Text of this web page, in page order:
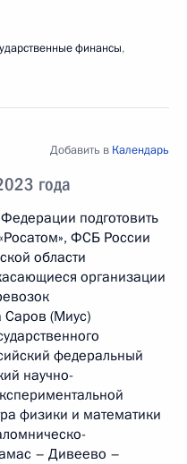
финансы,
года
Добавить в Календарь
подготовить
ФСБ России
области
организации
Саров (Миус)
федеральный
научно-
физики и математики
– Дивеево –